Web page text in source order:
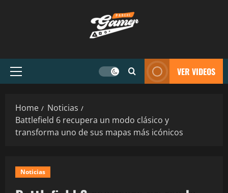
VER VIDEOS
Home
Noticias
Battlefield 6 recupera un modo clásico y
transforma uno de sus mapas más icónicos
Noticias